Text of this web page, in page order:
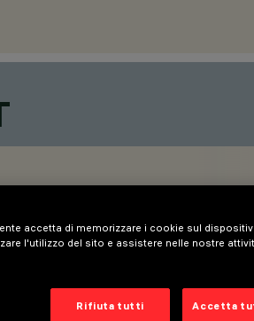
accetta di memorizzare i cookie sul
l'utilizzo del sito e assistere nelle nostre
Rifiuta tutti Accetta